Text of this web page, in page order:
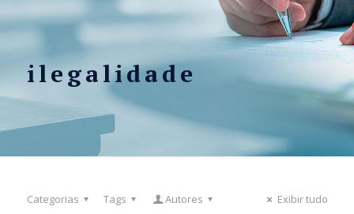
ilegalidade
Categorias Tags Autores Exibir tudo